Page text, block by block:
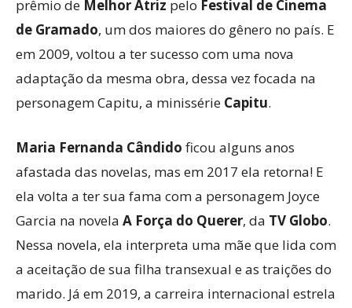
prêmio de Melhor Atriz pelo Festival de Cinema
de Gramado, um dos maiores do gênero no país. E
em 2009, voltou a ter sucesso com uma nova
adaptação da mesma obra, dessa vez focada na
personagem Capitu, a minissérie Capitu.
Maria Fernanda Cândido ficou alguns anos
afastada das novelas, mas em 2017 ela retorna! E
ela volta a ter sua fama com a personagem Joyce
Garcia na novela A Força do Querer, da TV Globo.
Nessa novela, ela interpreta uma mãe que lida com
a aceitação de sua filha transexual e as traições do
marido. Já em 2019, a carreira internacional estrela